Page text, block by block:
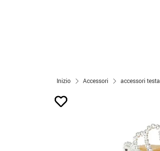
Inizio Accessori accessori testa